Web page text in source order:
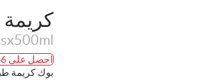
احصل على 146نقاط مارتو